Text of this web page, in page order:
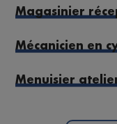
Magasinier
Mécanicien en
Menuisier